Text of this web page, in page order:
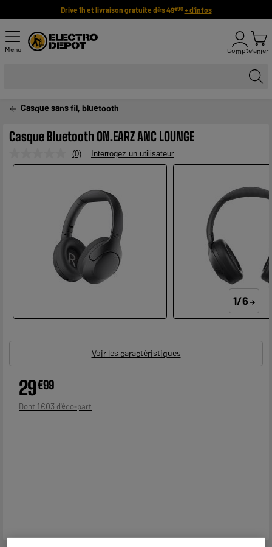
Drive 1h et livraison gratuite dès 49€90 + d'infos
Menu ComptePanier
Casque sans fil, bluetooth
Casque Bluetooth ON.EARZ ANC LOUNGE
Aucune
valeur
notation.
Lien
sur
la
même
page.
(0) Interrogez un utilisateur
1/6
Voir les caractéristiques
29€99
Dont 1€03